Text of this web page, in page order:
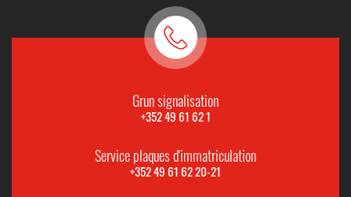
Grun signalisation
+352 49 61 62 1
Service plaques d'immatriculation
+352 49 61 62 20-21